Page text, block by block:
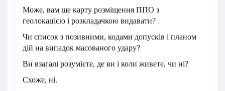
Може, вам ще карту розміщення ППО з
геолокацією і розкладачкою видавати?
Чи список з позивними, кодами допусків і планом
дій на випадок масованого удару?
Ви взагалі розумієте, де ви і коли живете, чи ні?
Схоже, ні.